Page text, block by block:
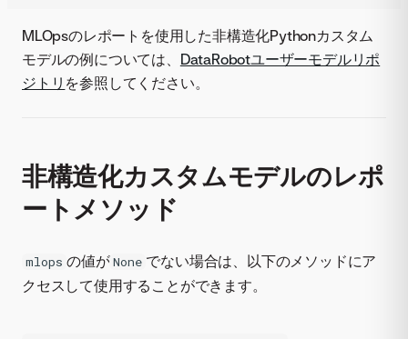
MLOpsのレポートを使用した非構造化Pythonカスタム
モデルの例については、 DataRobotユーザーモデルリポ
ジトリ を参照してください。
非構造化カスタムモデルのレポ
ートメソッド
mlops の値が None でない場合は、以下のメソッドにア
クセスして使用することができます。